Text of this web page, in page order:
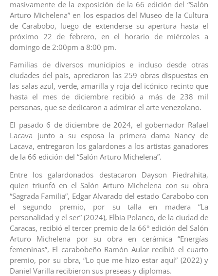
masivamente de la exposición de la 66 edición del “Salón
Arturo Michelena” en los espacios del Museo de la Cultura
de Carabobo, luego de extenderse su apertura hasta el
próximo 22 de febrero, en el horario de miércoles a
domingo de 2:00pm a 8:00 pm.
Familias de diversos municipios e incluso desde otras
ciudades del país, apreciaron las 259 obras dispuestas en
las salas azul, verde, amarilla y roja del icónico recinto que
hasta el mes de diciembre recibió a más de 238 mil
personas, que se dedicaron a admirar el arte venezolano.
El pasado 6 de diciembre de 2024, el gobernador Rafael
Lacava junto a su esposa la primera dama Nancy de
Lacava, entregaron los galardones a los artistas ganadores
de la 66 edición del “Salón Arturo Michelena”.
Entre los galardonados destacaron Dayson Piedrahita,
quien triunfó en el Salón Arturo Michelena con su obra
“Sagrada Familia”, Edgar Alvarado del estado Carabobo con
el segundo premio, por su talla en madera “La
personalidad y el ser” (2024), Elbia Polanco, de la ciudad de
Caracas, recibió el tercer premio de la 66° edición del Salón
Arturo Michelena por su obra en cerámica “Energías
femeninas”, El carabobeño Ramón Aular recibió el cuarto
premio, por su obra, “Lo que me hizo estar aquí” (2022) y
Daniel Varilla recibieron sus preseas y diplomas.